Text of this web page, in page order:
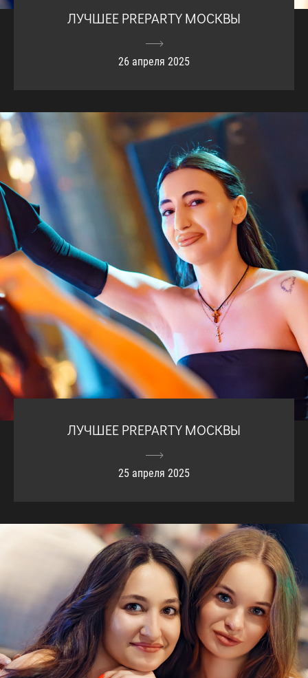
ЛУЧШЕЕ PREPARTY МОСКВЫ
26 апреля 2025
ЛУЧШЕЕ PREPARTY МОСКВЫ
25 апреля 2025